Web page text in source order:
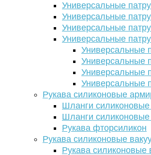
Универсальные
Универсальные
Универсальные
Универсальные
Универсальные
Универсальные
Универсальные
Универсальные
Рукава силиконовые
Шланги
Шланги
Рукава фторсиликон
Рукава силиконовые
Рукава